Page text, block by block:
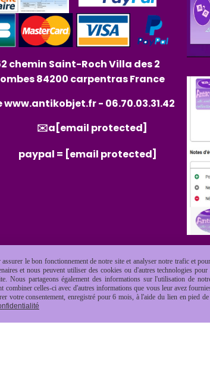
chemin Saint-Roch Villa des 2
84200 carpentras France
www.antikobjet.fr- 06.70.03.31.42
✉️a [email protected]
= [email protected]
le bon fonctionnement de notre site et analyser notre trafic et
et nous peuvent utiliser des cookies ou d'autres technologies
Nous partageons également des informations sur l'utilisation de
combiner celles-ci avec d'autres informations que vous leur avez
votre consentement, enregistré pour 6 mois, à l'aide du lien en pied